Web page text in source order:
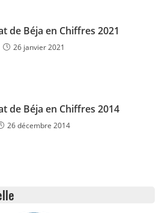
de Béja en Chiffres 2021
26 janvier 2021
de Béja en Chiffres 2014
26 décembre 2014